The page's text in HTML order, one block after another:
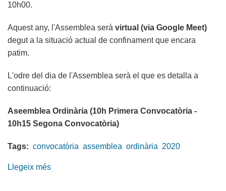
10h00.
Aquest any, l'Assemblea serà virtual (via Google Meet)
degut a la situació actual de confinament que encara
patim.
L'odre del dia de l'Assemblea serà el que es detalla a
continuació:
Aseemblea Ordinària (10h Primera Convocatòria -
10h15 Segona Convocatòria)
Tags: convocatòria assemblea ordinària 2020
Llegeix més